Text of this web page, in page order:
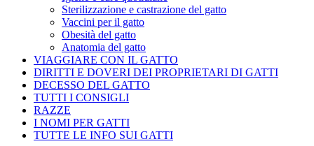
Sterilizzazione e castrazione del gatto
Vaccini per il gatto
Obesità del gatto
Anatomia del gatto
VIAGGIARE CON IL GATTO
DIRITTI E DOVERI DEI PROPRIETARI DI GATTI
DECESSO DEL GATTO
TUTTI I CONSIGLI
RAZZE
I NOMI PER GATTI
TUTTE LE INFO SUI GATTI